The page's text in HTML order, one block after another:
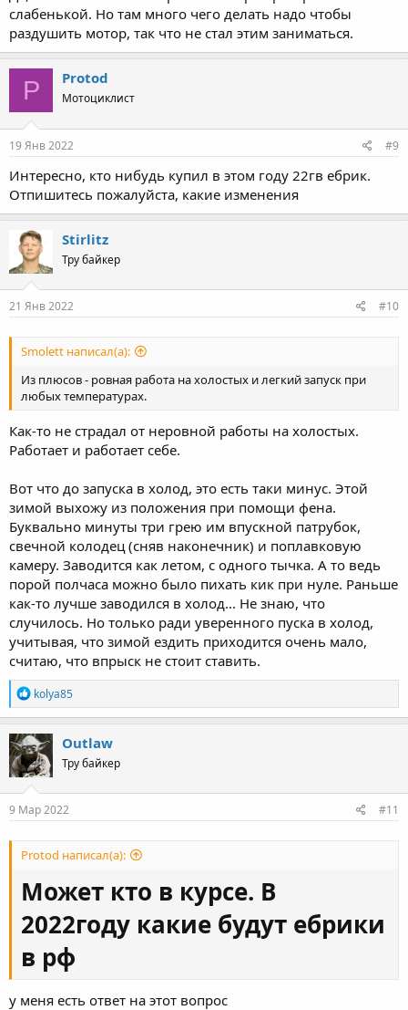
тягловый мул.
слабенькой. Но там много чего делать надо чтобы
раздушить мотор, так что не стал этим заниматься.
P Protod
Мотоциклист
19 Янв 2022 #9
Интересно, кто нибудь купил в этом году 22гв ебрик.
Отпишитесь пожалуйста, какие изменения
Stirlitz
Тру байкер
21 Янв 2022 #10
Smolett написал(а):
Из плюсов - ровная работа на холостых и легкий запуск при
любых температурах.
Как-то не страдал от неровной работы на холостых.
Работает и работает себе.
Вот что до запуска в холод, это есть таки минус. Этой
зимой выхожу из положения при помощи фена.
Буквально минуты три грею им впускной патрубок,
свечной колодец (сняв наконечник) и поплавковую
камеру. Заводится как летом, с одного тычка. А то ведь
порой полчаса можно было пихать кик при нуле. Раньше
как-то лучше заводился в холод... Не знаю, что
случилось. Но только ради уверенного пуска в холод,
учитывая, что зимой ездить приходится очень мало,
считаю, что впрыск не стоит ставить.
R
e
a
c
t
i
o
n
s
kolya85
Outlaw
Тру байкер
9 Мар 2022 #11
Protod написал(а):
Может кто в курсе. В
2022году какие будут ебрики
в рф
у меня есть ответ на этот вопрос